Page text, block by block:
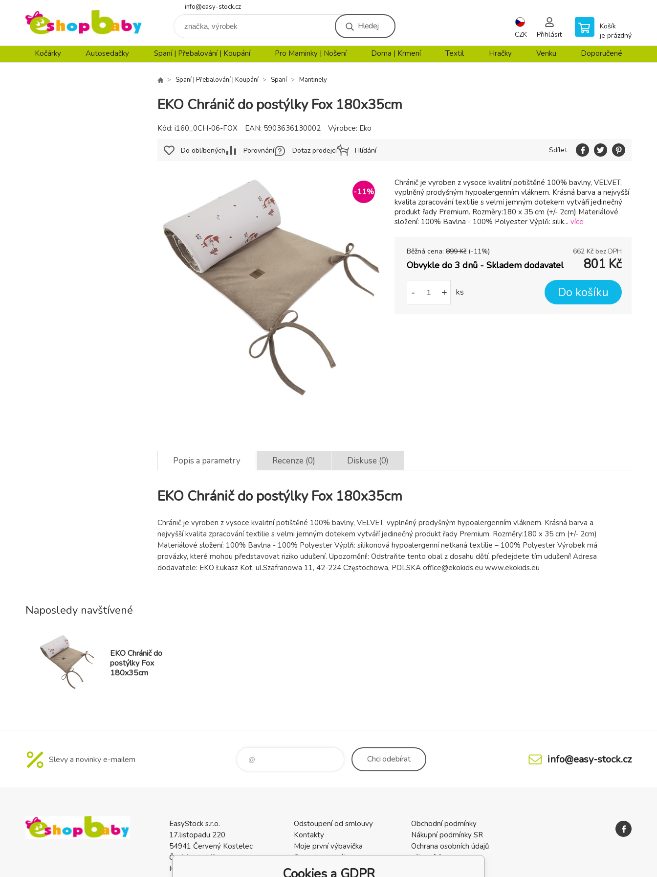
info@easy-stock.cz
Hledej
CZK Přihlásit
Košík
je prázdný
Kočárky Autosedačky Spaní | Přebalování | Koupání Pro Maminky | Nošení Doma | Krmení Textil Hračky Venku Doporučené
Spaní | Přebalování | Koupání Spaní Mantinely
EKO Chránič do postýlky Fox 180x35cm
-11%
Chránič je vyroben z vysoce kvalitní potištěné 100% bavlny, VELVET,
vyplněný prodyšným hypoalergenním vláknem. Krásná barva a nejvyšší
kvalita zpracování textilie s velmi jemným dotekem vytváří jedinečný
produkt řady Premium. Rozměry:180 x 35 cm (+/- 2cm) Materiálové
složení: 100% Bavlna - 100% Polyester Výplň: silik... více
Běžná cena: 899 Kč (-11%) 662 Kč bez DPH
Obvykle do 3 dnů - Skladem dodavatel 801 Kč
- + ks Do košíku
Kód: i160_0CH-06-FOX EAN: 5903636130002 Výrobce: Eko
Do oblíbených Porovnání Dotaz prodejci Hlídání Sdílet
Popis a parametry Recenze (0) Diskuse (0)
EKO Chránič do postýlky Fox 180x35cm
Chránič je vyroben z vysoce kvalitní potištěné 100% bavlny, VELVET, vyplněný prodyšným hypoalergenním vláknem. Krásná barva a
nejvyšší kvalita zpracování textilie s velmi jemným dotekem vytváří jedinečný produkt řady Premium. Rozměry:180 x 35 cm (+/- 2cm)
Materiálové složení: 100% Bavlna - 100% Polyester Výplň: silikonová hypoalergenní netkaná textilie – 100% Polyester Výrobek má
provázky, které mohou představovat riziko udušení. Upozornění!: Odstraňte tento obal z dosahu dětí, předejdete tím udušení! Adresa
dodavatele: EKO Łukasz Kot, ul.Szafranowa 11, 42-224 Częstochowa, POLSKA office@ekokids.eu www.ekokids.eu
Naposledy navštívené
EKO Chránič do
postýlky Fox
180x35cm
Slevy a novinky e-mailem Chciodebírat info@easy-stock.cz
EasyStock s.r.o.
17.listopadu 220
54941 Červený Kostelec
Česká republika
IČO: 07727402
Odstoupení od smlouvy
Kontakty
Moje první výbavička
Ceny dopravného
Vrácení zboží / Reklamace
Obchodní podmínky
Nákupní podmínky SR
Ochrana osobních údajů
zákazníků